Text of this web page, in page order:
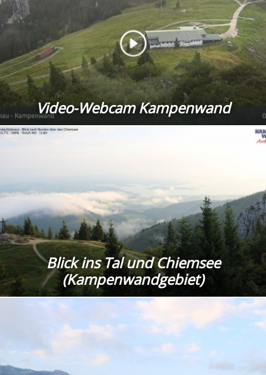
Video-Webcam Kampenwand
Blick ins Tal und Chiemsee
(Kampenwandgebiet)